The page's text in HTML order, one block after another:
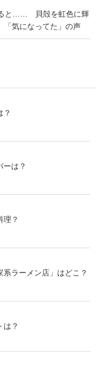
ると…… 貝殻を虹色に輝
「気になってた」の声
？
ーは？
理？
ラーメン店」はどこ？
は？